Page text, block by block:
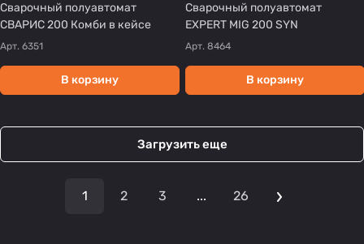
Сварочный полуавтомат
СВАРИС 200 Комби в кейсе
Арт. 6351
В корзину
Сварочный полуавтомат
EXPERT MIG 200 SYN
Арт. 8464
В корзину
Загрузить еще
1 2 3 ... 26